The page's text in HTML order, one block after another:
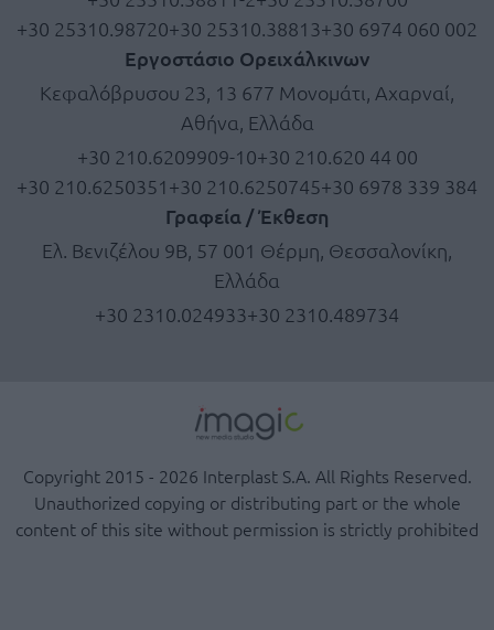
+30 25310.98720+30 25310.38813+30 6974 060 002
Εργοστάσιο Ορειχάλκινων
Κεφαλόβρυσου 23, 13 677 Μονομάτι, Αχαρναί,
Αθήνα, Ελλάδα
+30 210.6209909-10+30 210.620 44 00
+30 210.6250351 +30 210.6250745+30 6978 339 384
Γραφεία / Έκθεση
Ελ. Βενιζέλου 9Β, 57 001 Θέρμη, Θεσσαλονίκη,
Ελλάδα
+30 2310.024933+30 2310.489734
Copyright 2015 - 2026 Interplast S.A. All Rights Reserved.
Unauthorized copying or distributing part or the whole
content of this site without permission is strictly prohibited